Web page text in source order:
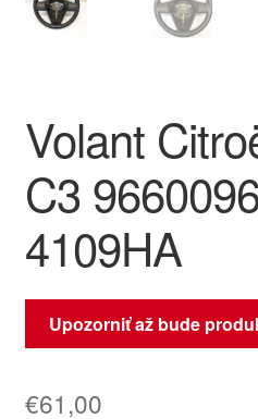
Platby
Reklamace
Reklamačný poriadok
Volant
C3
4109HA
Upozorniť až bude
€61,00